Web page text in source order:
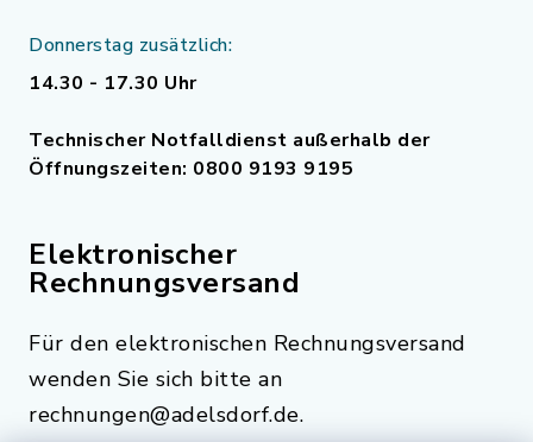
Donnerstag zusätzlich:
14.30 - 17.30 Uhr
Technischer Notfalldienst außerhalb der
Öffnungszeiten: 0800 9193 9195
Elektronischer
Rechnungsversand
Für den elektronischen Rechnungsversand
wenden Sie sich bitte an
rechnungen@adelsdorf.de.